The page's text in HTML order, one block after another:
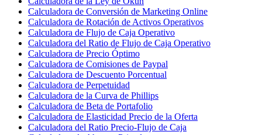
Calculadora de Conversión de Marketing Online
Calculadora de Rotación de Activos Operativos
Calculadora de Flujo de Caja Operativo
Calculadora del Ratio de Flujo de Caja Operativo
Calculadora de Precio Óptimo
Calculadora de Comisiones de Paypal
Calculadora de Descuento Porcentual
Calculadora de Perpetuidad
Calculadora de la Curva de Phillips
Calculadora de Beta de Portafolio
Calculadora de Elasticidad Precio de la Oferta
Calculadora del Ratio Precio-Flujo de Caja